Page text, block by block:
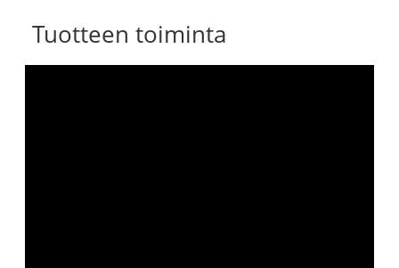
Tuotteen toiminta